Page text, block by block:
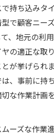
持ち込みタ
で顧客ニー
、地元の利
の適正な取
が挙げられ
、事前に持
な作業計画
ーズな作業